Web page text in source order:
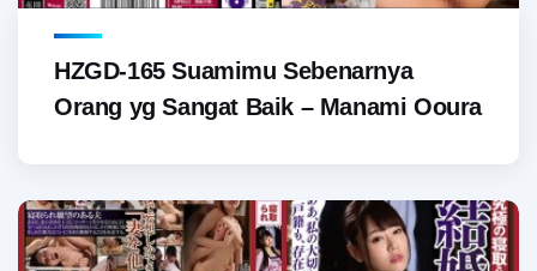
HZGD-165 Suamimu Sebenarnya
Orang yg Sangat Baik – Manami Ooura